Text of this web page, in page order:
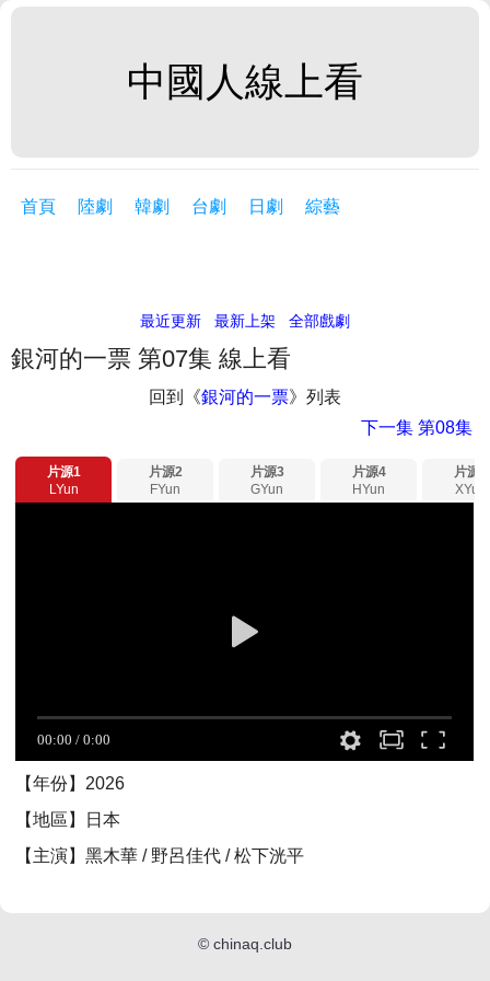
中國人線上看
首頁 陸劇 韓劇 台劇 日劇 綜藝
最近更新 最新上架 全部戲劇
銀河的一票 第07集 線上看
回到《銀河的一票》列表
下一集第08集
片源1
LYun
片源2
FYun
片源3
GYun
片源4
HYun
片源5
XYun
【年份】2026
【地區】日本
【主演】黑木華 / 野呂佳代 / 松下洸平
© chinaq.club